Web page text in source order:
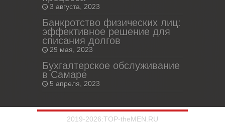
3 августа, 2023
Банкротство физических лиц:
эффективное решение для
списания долгов
29 мая, 2023
Бухгалтерское обслуживание
в Самаре
5 апреля, 2023
2019-2026:TOP-theMEN.RU